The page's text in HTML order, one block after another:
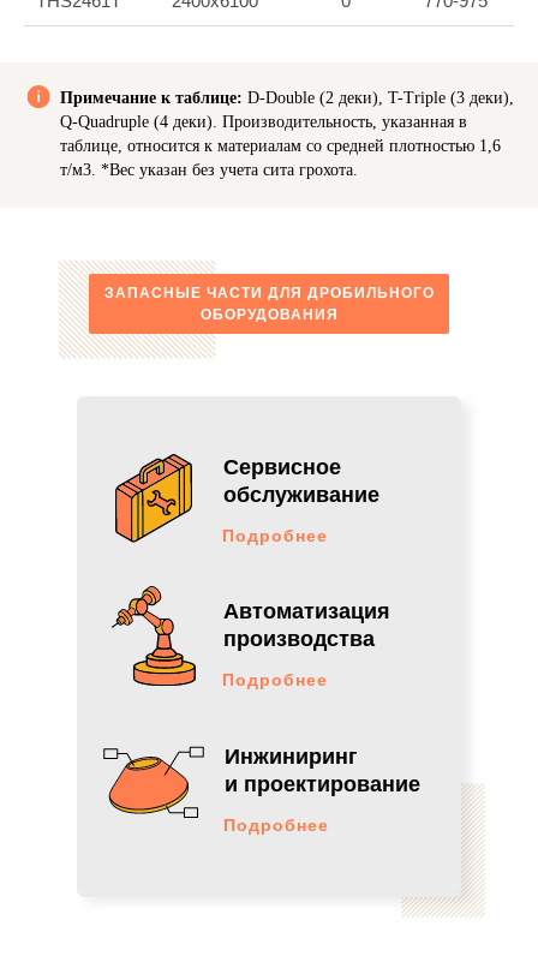
Примечание к таблице: D-Double (2 деки), T-Triple (3 деки),
Q-Quadruple (4 деки). Производительность, указанная в
таблице, относится к материалам со средней плотностью 1,6
т/м3. *Вес указан без учета сита грохота.
ЗАПАСНЫЕ ЧАСТИ ДЛЯ ДРОБИЛЬНОГО
ОБОРУДОВАНИЯ
Сервисное
обслуживание
Подробнее
Автоматизация
производства
Подробнее
Инжиниринг
и проектирование
Подробнее
Задача
Получить грансостав фракции 0-5 мм и
увеличить производительность
существующей линии в два раза.
производительность
оборудования
поставили
ПОДРОБНЕЕ